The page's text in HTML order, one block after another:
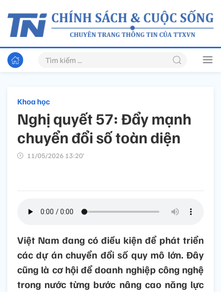
Khoa học
Nghị quyết 57: Đẩy mạnh
chuyển đổi số toàn diện
11/05/2026 13:20’
Việt Nam đang có điều kiện để phát triển
các dự án chuyển đổi số quy mô lớn. Đây
cũng là cơ hội để doanh nghiệp công nghệ
trong nước từng bước nâng cao năng lực